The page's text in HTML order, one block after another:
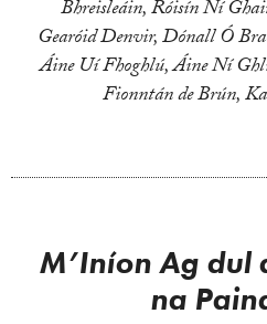
Bhreisleáin, Róisín Ní
Gearóid Denvir, Dónall Ó
Áine Uí Fhoghlú, Áine Ní
Fionntán de Brún,
M’Iníon Ag dul
na